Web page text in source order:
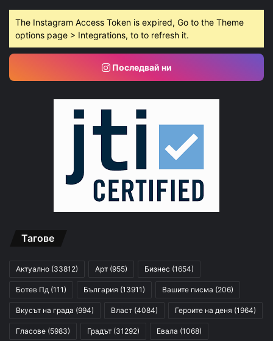
The Instagram Access Token is expired, Go to the Theme
options page > Integrations, to to refresh it.
Последвай ни
Тагове
Актуално (33812) Арт (955) Бизнес (1654)
Ботев Пд (111) България (13911) Вашите писма (206)
Вкусът на града (994) Власт (4084) Героите на деня (1964)
Гласове (5983) Градът (31292) Евала (1068)